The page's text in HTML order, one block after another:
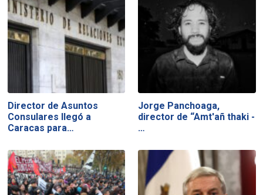
Director de Asuntos
Consulares llegó a
Caracas para…
Jorge Panchoaga,
director de “Amt'añ thaki -
…